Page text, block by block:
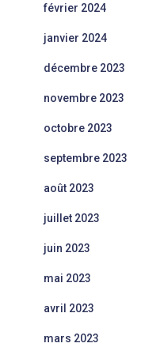
février 2024
janvier 2024
décembre 2023
novembre 2023
octobre 2023
septembre 2023
août 2023
juillet 2023
juin 2023
mai 2023
avril 2023
mars 2023